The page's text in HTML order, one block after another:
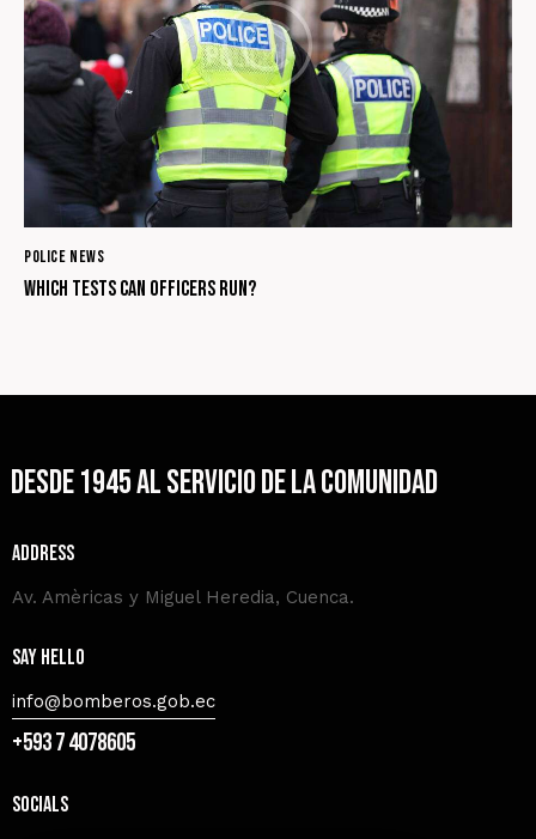
POLICE NEWS
Which tests can officers run?
Desde 1945 al servicio de la comunidad
Address
Av. Amèricas y Miguel Heredia, Cuenca.
Say Hello
info@bomberos.gob.ec
+593 7 4078605
Socials